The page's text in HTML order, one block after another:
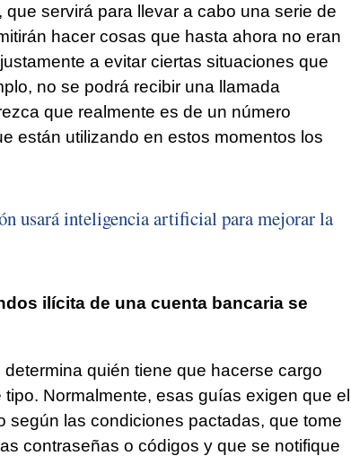
servirá para llevar a cabo una serie de
hacer cosas que hasta ahora no eran
a evitar ciertas situaciones que
no se podrá recibir una llamada
que realmente es de un número
están utilizando en estos momentos los
usará inteligencia artificial para mejorar la
ilícita de una cuenta bancaria se
quién tiene que hacerse cargo
Normalmente, esas guías exigen que el
según las condiciones pactadas, que tome
contraseñas o códigos y que se notifique